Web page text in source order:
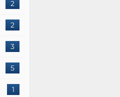
2
2
3
5
1